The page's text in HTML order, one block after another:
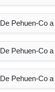
De Pehuen-Co a
De Pehuen-Co a
De Pehuen-Co a